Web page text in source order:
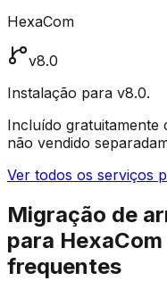
HexaCom
v8.0
Instalação para v8.0.
Incluído
não vendido
Ver todos os serviços
Migração de
para
frequentes